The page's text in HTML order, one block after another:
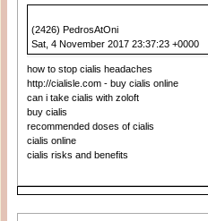
(2426) PedrosAtOni
Sat, 4 November 2017 23:37:23 +0000
how to stop cialis headaches
http://cialisle.com - buy cialis online
can i take cialis with zoloft
buy cialis
recommended doses of cialis
cialis online
cialis risks and benefits